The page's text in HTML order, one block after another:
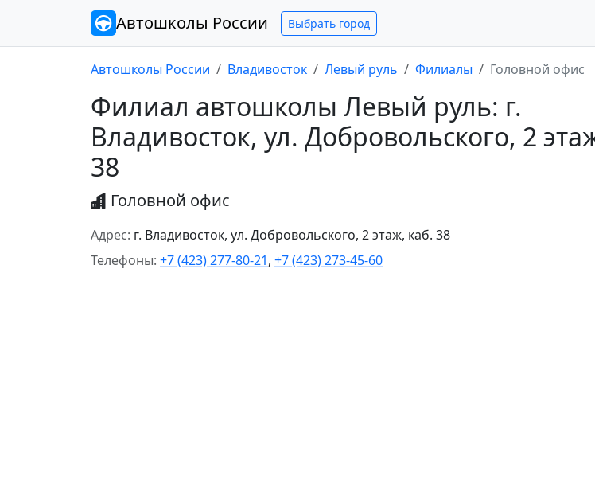
Автошколы России Выбрать город
Автошколы России Владивосток Левый руль Филиалы Головной офис
Филиал автошколы Левый руль: г.
Владивосток, ул. Добровольского, 2
38
Головной офис
Адрес: г. Владивосток, ул. Добровольского, 2 этаж, каб. 38
Телефоны: +7 (423) 277-80-21, +7 (423) 273-45-60